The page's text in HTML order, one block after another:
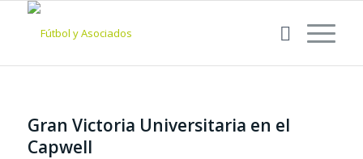
Gran Victoria Universitaria en el
Capwell